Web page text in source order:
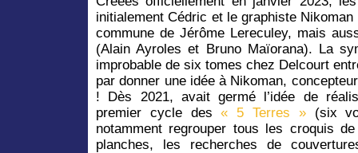
initialement Cédric et le graphiste
commune de Jérôme Lereculey, mais
(Alain Ayroles et Bruno Maïorana). La
improbable de six tomes chez Delcourt
par donner une idée à Nikoman,
! Dès 2021, avait germé l’idée de
premier cycle des« 5 Terres »(six
notamment regrouper tous les croquis
planches, les recherches de